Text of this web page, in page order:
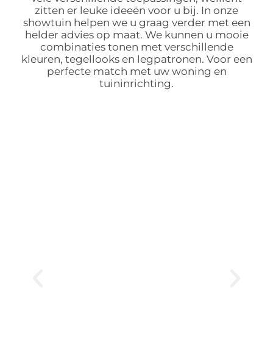
zitten er leuke ideeën voor u bij. In onze
showtuin helpen we u graag verder met een
helder advies op maat. We kunnen u mooie
combinaties tonen met verschillende
kleuren, tegellooks en legpatronen. Voor een
perfecte match met uw woning en
tuininrichting.